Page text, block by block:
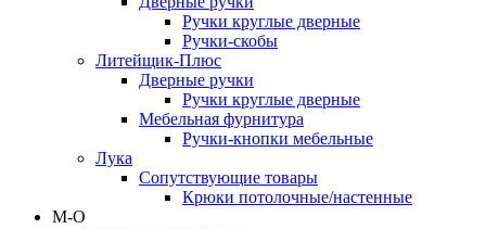
Ручки круглые дверные
Ручки-скобы
Литейщик-Плюс
Дверные ручки
Ручки круглые дверные
Мебельная фурнитура
Ручки-кнопки мебельные
Лука
Сопутствующие товары
Крюки потолочные/настенные
М-О